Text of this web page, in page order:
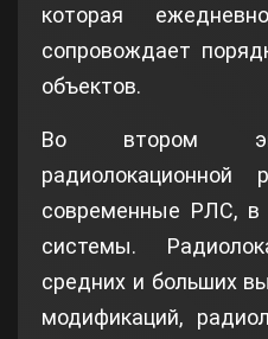
которая
сопровождает
объектов.
Во втором
радиолокационной
современные РЛС,
системы.
средних и больших
модификаций,